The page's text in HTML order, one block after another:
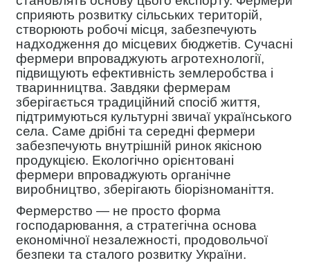
сприяють розвитку сільських територій,
створюють робочі місця, забезпечують
надходження до місцевих бюджетів. Сучасні
фермери впроваджують агротехнології,
підвищують ефективність землеробства і
тваринництва. Завдяки фермерам
зберігається традиційний спосіб життя,
підтримуються культурні звичаї українського
села. Саме дрібні та середні фермери
забезпечують внутрішній ринок якісною
продукцією. Екологічно орієнтовані
фермери впроваджують органічне
виробництво, зберігають біорізноманіття.
Фермерство — не просто форма
господарювання, а стратегічна основа
економічної незалежності, продовольчої
безпеки та сталого розвитку України.